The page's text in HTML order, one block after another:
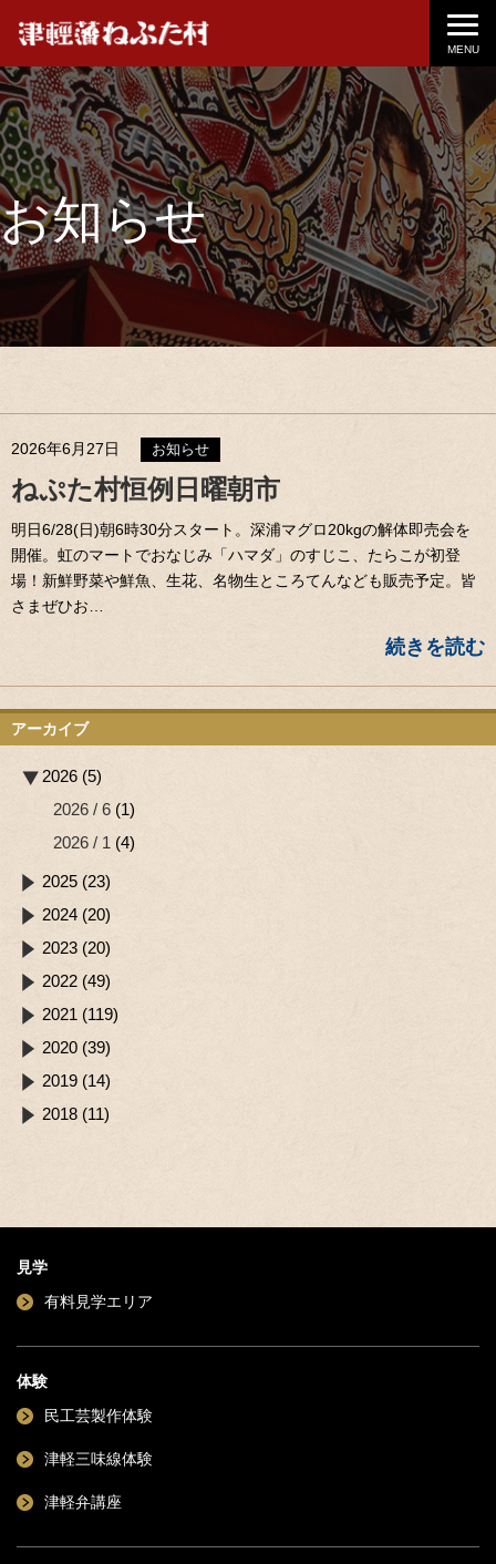
MENU
お知らせ
2026年6月27日 お知らせ
ねぷた村恒例日曜朝市
明日6/28(日)朝6時30分スタート。深浦マグロ20kgの解体即売会を
開催。虹のマートでおなじみ「ハマダ」のすじこ、たらこが初登
場！新鮮野菜や鮮魚、生花、名物生ところてんなども販売予定。皆
さまぜひお…
続きを読む
アーカイブ
2026 (5)
2026 / 6 (1)
2026 / 1 (4)
2025 (23)
2024 (20)
2023 (20)
2022 (49)
2021 (119)
2020 (39)
2019 (14)
2018 (11)
見学
有料見学エリア
体験
民工芸製作体験
津軽三味線体験
津軽弁講座